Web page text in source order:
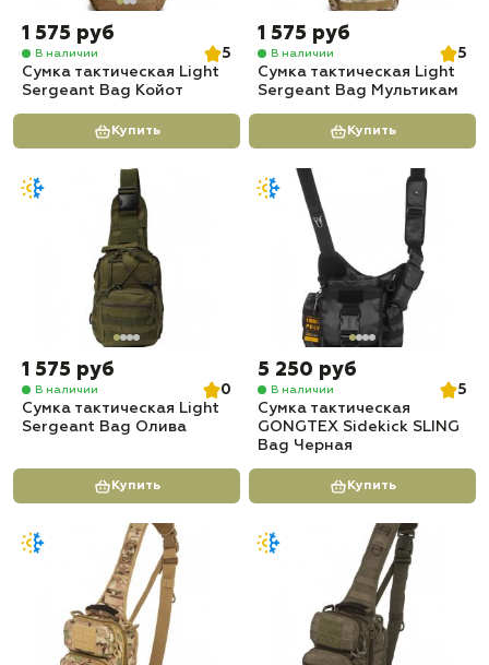
1 575 руб
В наличии
5
Сумка тактическая Light
Sergeant Bag Койот
Купить
1 575 руб
В наличии
5
Сумка тактическая Light
Sergeant Bag Мультикам
Купить
1 575 руб
В наличии
0
Сумка тактическая Light
Sergeant Bag Олива
Купить
5 250 руб
В наличии
5
Сумка тактическая
GONGTEX Sidekick SLING
Bag Черная
Купить